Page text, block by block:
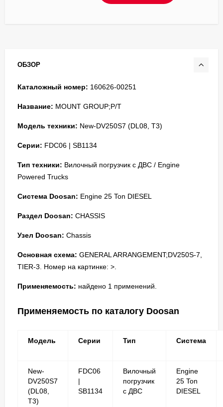
ОБЗОР
Каталожный номер: 160626-00251
Название: MOUNT GROUP;P/T
Модель техники: New-DV250S7 (DL08, T3)
Серии: FDC06 | SB1134
Тип техники: Вилочный погрузчик с ДВС / Engine
Powered Trucks
Система Doosan: Engine 25 Ton DIESEL
Раздел Doosan: CHASSIS
Узел Doosan: Chassis
Основная схема: GENERAL ARRANGEMENT;DV250S-7,
TIER-3. Номер на картинке: >.
Применяемость: найдено 1 применений.
Применяемость по каталогу Doosan
Модель Серии Тип Система
New-
DV250S7
(DL08,
T3)
FDC06
|
SB1134
Вилочный
погрузчик
с ДВС
Engine
25 Ton
DIESEL